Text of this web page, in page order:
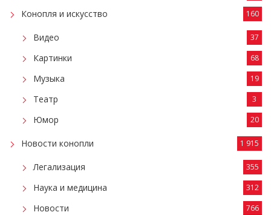
Конопля и искусство 160
Видео 37
Картинки 68
Музыка 19
Театр 3
Юмор 20
Новости конопли 1 915
Легализация 355
Наука и медицина 312
Новости 766